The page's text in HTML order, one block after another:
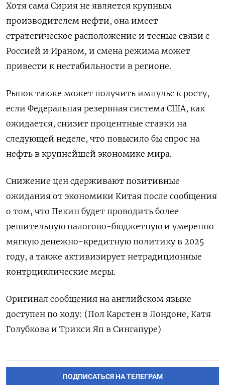
Хотя сама Сирия не является крупным
производителем нефти, она имеет
стратегическое расположение и тесные связи с
Россией и Ираном, и смена режима может
привести к нестабильности в регионе.
Рынок также может получить импульс к росту,
если Федеральная резервная система США, как
ожидается, снизит процентные ставки на
следующей неделе, что повысило бы спрос на
нефть в крупнейшей экономике мира.
Снижение цен сдерживают позитивные
ожидания от экономики Китая после сообщения
о том, что Пекин будет проводить более
решительную налогово-бюджетную и умеренно
мягкую денежно-кредитную политику в 2025
году, а также активизирует нетрадиционные
контрциклические меры.
Оригинал сообщения на английском языке
доступен по коду: (Пол Карстен в Лондоне, Катя
Голубкова и Трикси Яп в Сингапуре)
ПОДПИСАТЬСЯ НА ТЕЛЕГРАМ